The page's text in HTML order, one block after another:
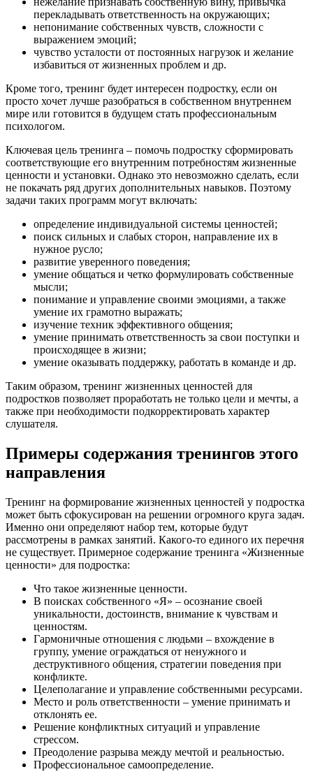
перекладывать ответственность на окружающих;
непонимание собственных чувств, сложности с
выражением эмоций;
чувство усталости от постоянных нагрузок и желание
избавиться от жизненных проблем и др.
Кроме того, тренинг будет интересен подростку, если он
просто хочет лучше разобраться в собственном внутреннем
мире или готовится в будущем стать профессиональным
психологом.
Ключевая цель тренинга – помочь подростку сформировать
соответствующие его внутренним потребностям жизненные
ценности и установки. Однако это невозможно сделать, если
не покачать ряд других дополнительных навыков. Поэтому
задачи таких программ могут включать:
определение индивидуальной системы ценностей;
поиск сильных и слабых сторон, направление их в
нужное русло;
развитие уверенного поведения;
умение общаться и четко формулировать собственные
мысли;
понимание и управление своими эмоциями, а также
умение их грамотно выражать;
изучение техник эффективного общения;
умение принимать ответственность за свои поступки и
происходящее в жизни;
умение оказывать поддержку, работать в команде и др.
Таким образом, тренинг жизненных ценностей для
подростков позволяет проработать не только цели и мечты, а
также при необходимости подкорректировать характер
слушателя.
Примеры содержания тренингов этого
направления
Тренинг на формирование жизненных ценностей у подростка
может быть сфокусирован на решении огромного круга задач.
Именно они определяют набор тем, которые будут
рассмотрены в рамках занятий. Какого-то единого их перечня
не существует. Примерное содержание тренинга «Жизненные
ценности» для подростка:
Что такое жизненные ценности.
В поисках собственного «Я» – осознание своей
уникальности, достоинств, внимание к чувствам и
ценностям.
Гармоничные отношения с людьми – вхождение в
группу, умение ограждаться от ненужного и
деструктивного общения, стратегии поведения при
конфликте.
Целеполагание и управление собственными ресурсами.
Место и роль ответственности – умение принимать и
отклонять ее.
Решение конфликтных ситуаций и управление
стрессом.
Преодоление разрыва между мечтой и реальностью.
Профессиональное самоопределение.